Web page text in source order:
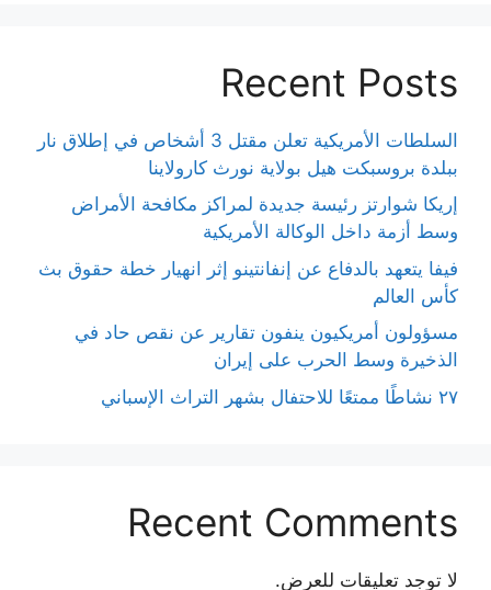
Recent Posts
السلطات الأمريكية تعلن مقتل 3 أشخاص في إطلاق نار
ببلدة بروسبكت هيل بولاية نورث كارولاينا
إريكا شوارتز رئيسة جديدة لمراكز مكافحة الأمراض
وسط أزمة داخل الوكالة الأمريكية
فيفا يتعهد بالدفاع عن إنفانتينو إثر انهيار خطة حقوق بث
كأس العالم
مسؤولون أمريكيون ينفون تقارير عن نقص حاد في
الذخيرة وسط الحرب على إيران
٢٧ نشاطًا ممتعًا للاحتفال بشهر التراث الإسباني
Recent Comments
لا توجد تعليقات للعرض.